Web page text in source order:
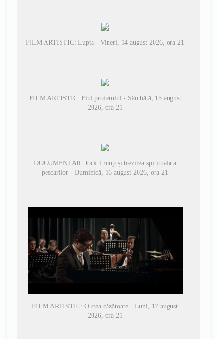
FILM ARTISTIC: Lupta - Vineri, 14 august 2026, ora 21
FILM ARTISTIC: Fiul profetului - Sâmbătă, 15 august
2026, ora 21
DOCUMENTAR: Jock Troup și trezirea spirituală a
pescarilor - Duminică, 16 august 2026, ora 21
FILM ARTISTIC: O stea căzătoare - Luni, 17 august
2026, ora 21